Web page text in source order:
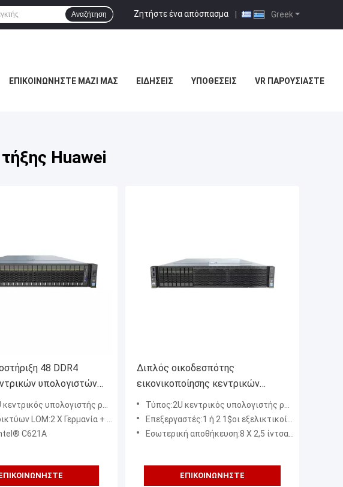
Greek
Ζητήστε ένα απόσπασμα |
Αναζήτηση
ΕΠΙΚΟΙΝΩΝΉΣΤΕ ΜΑΖΊ ΜΑΣ ΕΙΔΉΣΕΙΣ ΥΠΟΘΈΣΕΙΣ VR ΠΑΡΟΥΣΙΆΣΤΕ
Huawei
48 DDR4
υπολογιστών
2488H V5 Intel
υπολογιστής ραφιών
Χ Γερμανία + 2 X 10 λιμένες της Γερμανίας
C621A
Διπλός οικοδεσπότης
εικονικοποίησης κεντρικών
υπολογιστών αποθήκευσης
κεντρικών υπολογιστών 2288H
V5 2U τήξης ΚΜΕ HUAWEI
Τύπος:2U κεντρικός υπολογιστής ραφιών
Επεξεργαστές:1 ή 2 1$οι εξελικτικοί επεξεργαστές Intel® Xeon® παραγωγής (3100/4100/5100/6100/8100 σειρά), μέχρι 2
Εσωτερική αποθήκευση:8 X 2,5 ίντσα SAS/SATA HDDs ή SSDs
ΕΠΙΚΟΙΝΩΝΉΣΤΕ